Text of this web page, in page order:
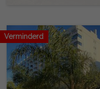
Verminderd